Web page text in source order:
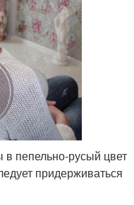
пепельно-русый цвет
придерживаться